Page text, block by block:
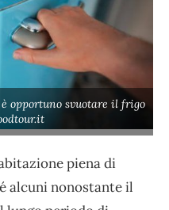
opportuno svuotare il frigo
piena di
alcuni nonostante il